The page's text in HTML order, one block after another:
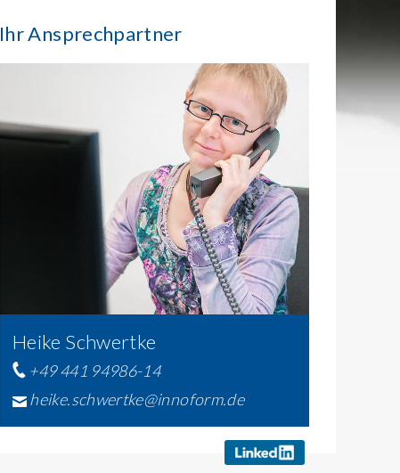
Ihr Ansprechpartner
Heike Schwertke
+49 441 94986-14
heike.schwertke@innoform.de